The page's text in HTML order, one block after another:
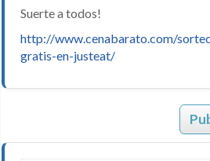
Suerte a todos!
http://www.cenabarato.com/
gratis-en-justeat/